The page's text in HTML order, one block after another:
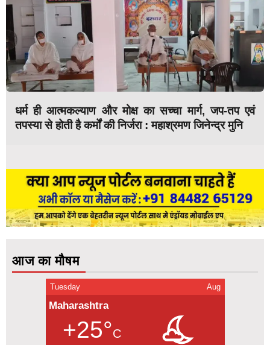
धर्म ही आत्मकल्याण और मोक्ष का सच्चा मार्ग, जप-तप एवं
तपस्या से होती है कर्मों की निर्जरा : महाश्रमण जिनेन्द्र मुनि
आज का मौषम
Tuesday Aug
Maharashtra
+25°C